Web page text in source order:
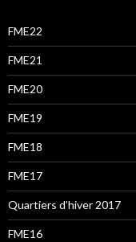
FME22
FME21
FME20
FME19
FME18
FME17
Quartiers d’hiver 2017
FME16